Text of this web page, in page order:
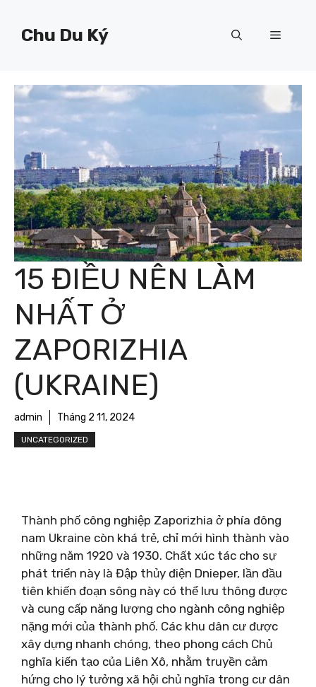
Chu Du Ký Menu
15 ĐIỀU NÊN LÀM
NHẤT Ở
ZAPORIZHIA
(UKRAINE)
admin Tháng 2 11, 2024
UNCATEGORIZED
Thành phố công nghiệp Zaporizhia ở phía đông
nam Ukraine còn khá trẻ, chỉ mới hình thành vào
những năm 1920 và 1930. Chất xúc tác cho sự
phát triển này là Đập thủy điện Dnieper, lần đầu
tiên khiến đoạn sông này có thể lưu thông được
và cung cấp năng lượng cho ngành công nghiệp
nặng mới của thành phố. Các khu dân cư được
xây dựng nhanh chóng, theo phong cách Chủ
nghĩa kiến ​​tạo của Liên Xô, nhằm truyền cảm
hứng cho lý tưởng xã hội chủ nghĩa trong cư dân